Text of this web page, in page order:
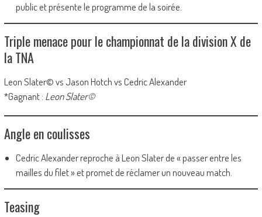
public et présente le programme de la soirée.
Triple menace pour le championnat de la division X de
la TNA
Leon Slater© vs Jason Hotch vs Cedric Alexander
*Gagnant : Leon Slater©
Angle en coulisses
Cedric Alexander reproche à Leon Slater de « passer entre les
mailles du filet » et promet de réclamer un nouveau match.
Teasing